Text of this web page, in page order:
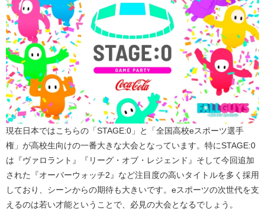
現在日本ではこちらの「STAGE:0」と「全国高校eスポーツ選手
権」が高校生向けの一番大きな大会となっています。特にSTAGE:0
は『ヴァロラント』『リーグ・オブ・レジェンド』そして今回追加
された『オーバーウォッチ2』など注目度の高いタイトルを多く採用
しており、シーンからの期待も大きいです。eスポーツの次世代を支
えるのは若い才能ということで、必見の大会となるでしょう。